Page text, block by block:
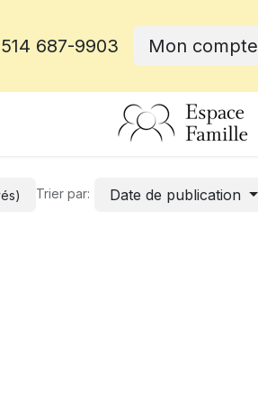
514 687-9903 Mon compte
Trier par: Date de publication